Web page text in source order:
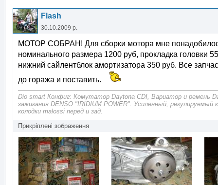
Flash
30.10.2009 р.
МОТОР СОБРАН! Для сборки мотора мне
номинального размера 1200 руб, прокладка головки
нижний сайлентблок амортизатора 350 руб. Все
до гоража и поставить.
Dio smart Конфиг: Комутатор Daytona CDI, Вариатор и ремень
зажигания DENSO "IRIDIUM POWER". Усиленный,
колодки malossi перед и зад.
Прикріплені зображення